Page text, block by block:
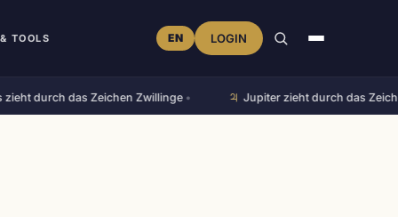
TOOLS EN LOGIN
durch das Zeichen Zwillinge• Jupiter zieht durch das Zeichen